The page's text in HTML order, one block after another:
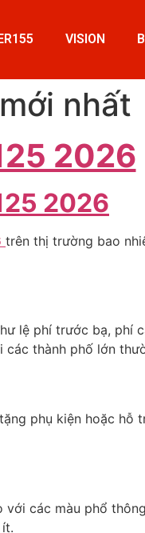
VISION
nhất
2026
2026
trên thị trường bao
lệ phí trước bạ, phí
thành phố lớn
phụ kiện hoặc hỗ
các màu phổ